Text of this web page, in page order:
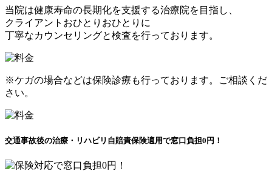
当院は健康寿命の長期化を支援する治療院を目指し、
クライアントおひとりおひとりに
丁寧なカウンセリングと検査を行っております。
※ケガの場合などは保険診療も行っております。ご相談くだ
さい。
交通事故後の治療・リハビリ 自賠責保険適用で窓口負担0円！